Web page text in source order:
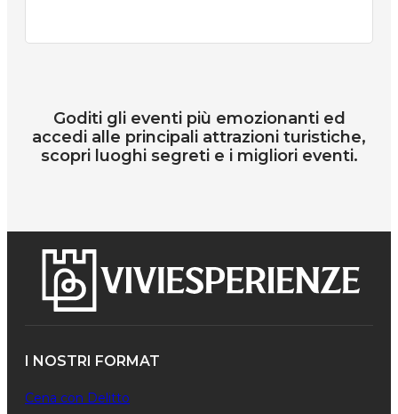
Goditi gli eventi più emozionanti ed
accedi alle principali attrazioni turistiche,
scopri luoghi segreti e i migliori eventi.
I NOSTRI FORMAT
Cena con Delitto